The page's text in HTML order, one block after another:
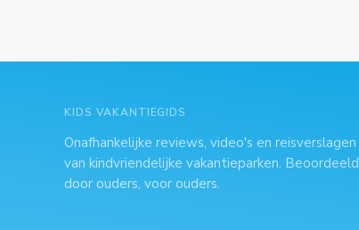
KIDS VAKANTIEGIDS
Onafhankelijke reviews, video's en reisverslagen
van kindvriendelijke vakantieparken. Beoordeeld
door ouders, voor ouders.